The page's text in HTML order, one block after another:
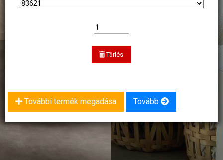
Törlés
További termék megadása Tovább